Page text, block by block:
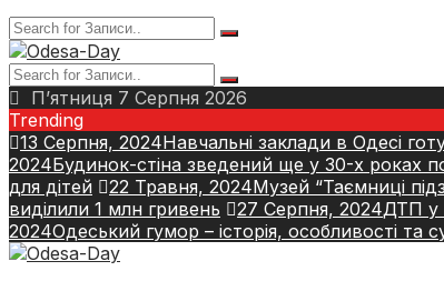
П’ятниця 7 Серпня 2026
Trending
13 Серпня, 2024Навчальні заклади в Одесі
2024Будинок-стіна зведений ще у 30-х роках
для дітей
22 Травня, 2024Музей “Таємниці
виділили 1 млн гривень
27 Серпня, 2024ДТП у
2024Одеський гумор – історія, особливості та